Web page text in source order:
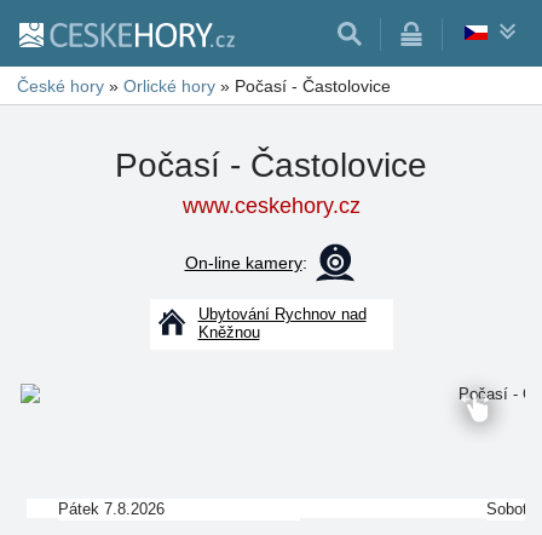
České hory » Orlické hory » Počasí - Častolovice
Počasí - Častolovice
www.ceskehory.cz
On-line kamery:
Ubytování Rychnov nad
Kněžnou
Pátek 7.8.2026 Sobota